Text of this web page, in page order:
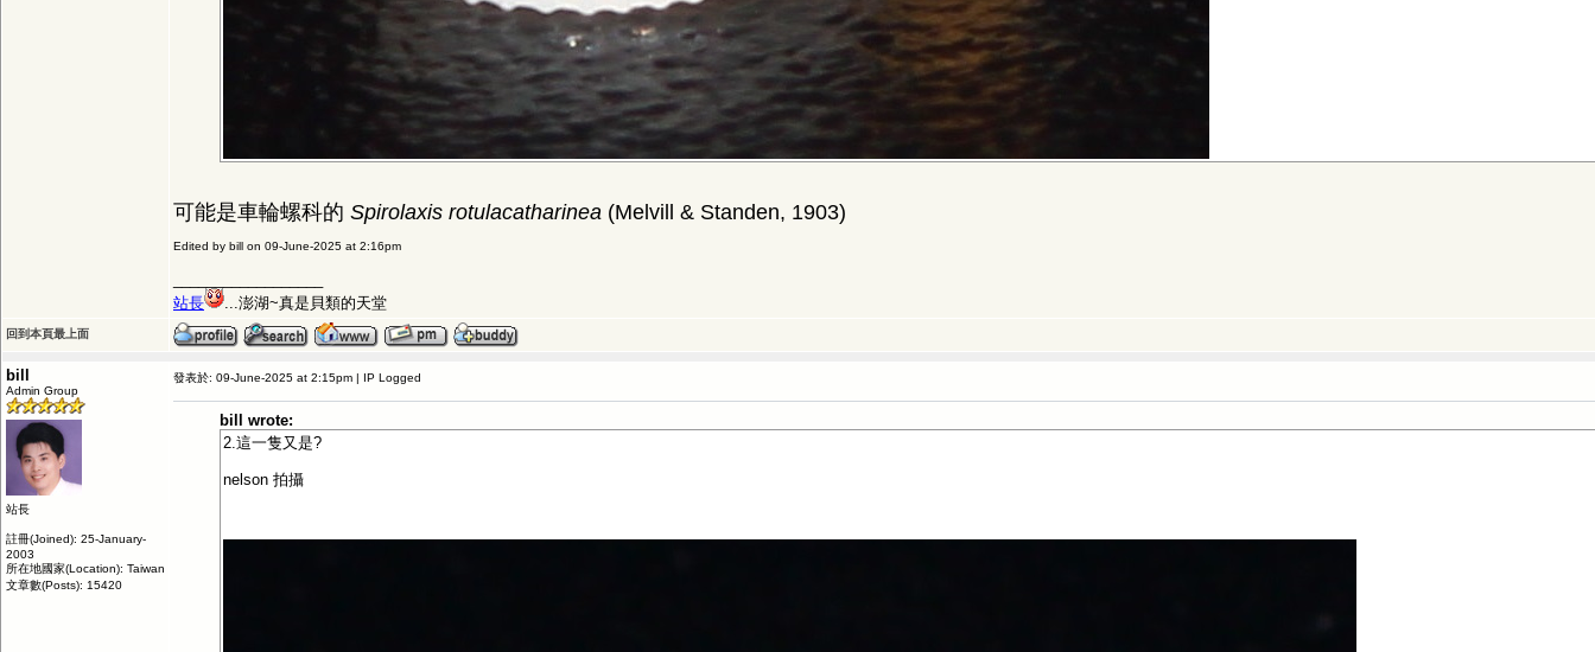
可能是車輪螺科的 Spirolaxis rotulacatharinea (Melvill & Standen, 1903)
Edited by bill on 09-June-2025 at 2:16pm
站長
...澎湖~真是貝類的天堂
回到本頁最上面
bill
Admin Group
站長
註冊(Joined): 25-January-
2003
所在地國家(Location): Taiwan
文章數(Posts): 15420
發表於: 09-June-2025 at 2:15pm | IP Logged
bill wrote:
2.這一隻又是?
nelson 拍攝